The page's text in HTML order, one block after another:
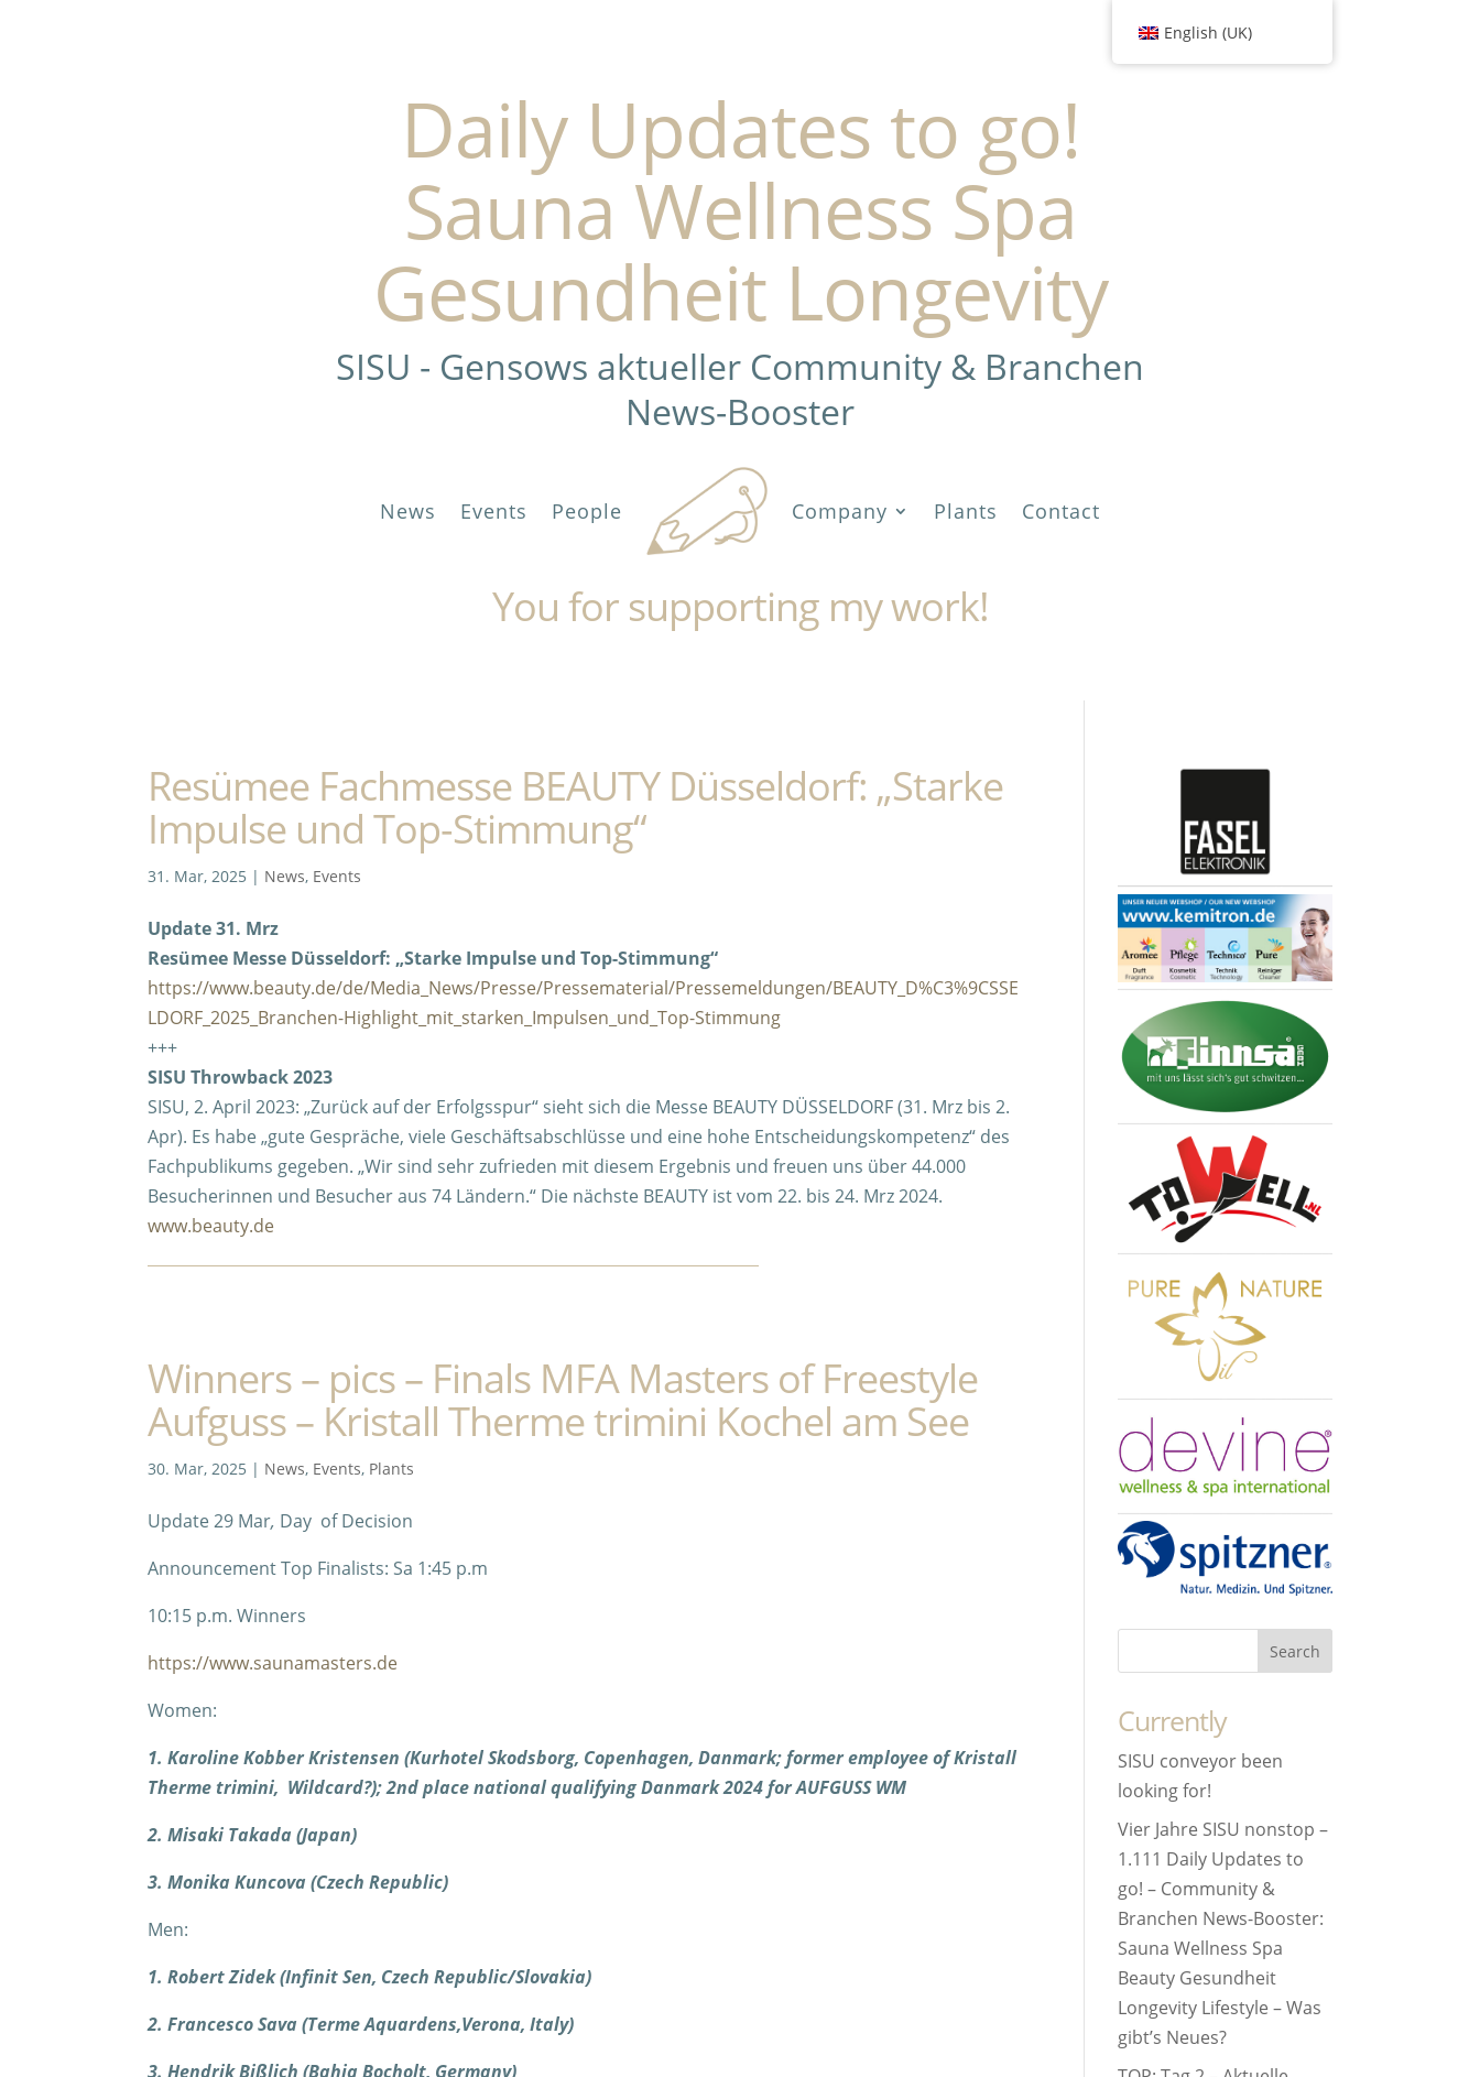
Daily Updates to go!
Sauna Wellness Spa
Gesundheit Longevity
SISU - Gensows aktueller Community & Branchen
News-Booster
News Events People Company Plants Contact
You for supporting my work!
Resümee Fachmesse BEAUTY Düsseldorf: „Starke
Impulse und Top-Stimmung“
31. Mar, 2025 | News, Events
Update 31. Mrz
Resümee Messe Düsseldorf: „Starke Impulse und Top-Stimmung“
https://www.beauty.de/de/Media_News/Presse/Pressematerial/Pressemeldungen/BEAUTY_D%C3%9CSSE
LDORF_2025_Branchen-Highlight_mit_starken_Impulsen_und_Top-Stimmung
+++
SISU Throwback 2023
SISU, 2. April 2023: „Zurück auf der Erfolgsspur“ sieht sich die Messe BEAUTY DÜSSELDORF (31. Mrz bis 2.
Apr). Es habe „gute Gespräche, viele Geschäftsabschlüsse und eine hohe Entscheidungskompetenz“ des
Fachpublikums gegeben. „Wir sind sehr zufrieden mit diesem Ergebnis und freuen uns über 44.000
Besucherinnen und Besucher aus 74 Ländern.“ Die nächste BEAUTY ist vom 22. bis 24. Mrz 2024.
www.beauty.de
Winners – pics – Finals MFA Masters of Freestyle
Aufguss – Kristall Therme trimini Kochel am See
30. Mar, 2025 | News, Events, Plants
Update 29 Mar, Day of Decision
Announcement Top Finalists: Sa 1:45 p.m
10:15 p.m. Winners
https://www.saunamasters.de
Women:
1. Karoline Kobber Kristensen (Kurhotel Skodsborg, Copenhagen, Danmark; former employee of Kristall
Therme trimini, Wildcard?); 2nd place national qualifying Danmark 2024 for AUFGUSS WM
2. Misaki Takada (Japan)
3. Monika Kuncova (Czech Republic)
Men:
1. Robert Zidek (Infinit Sen, Czech Republic/Slovakia)
2. Francesco Sava (Terme Aquardens,Verona, Italy)
3. Hendrik Bißlich (Bahia Bocholt, Germany)
Currently
SISU conveyor been
looking for!
Vier Jahre SISU nonstop –
1.111 Daily Updates to
go! – Community &
Branchen News-Booster:
Sauna Wellness Spa
Beauty Gesundheit
Longevity Lifestyle – Was
gibt’s Neues?
English (UK)